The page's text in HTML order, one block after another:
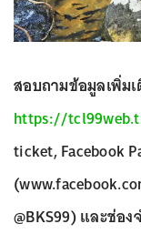
สอบถามข้อมูลเพิ่มเ
https://
ticket, Facebook
@BKS99) และช่อ